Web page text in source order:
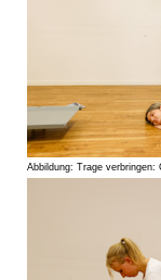
Abbildung: Trage